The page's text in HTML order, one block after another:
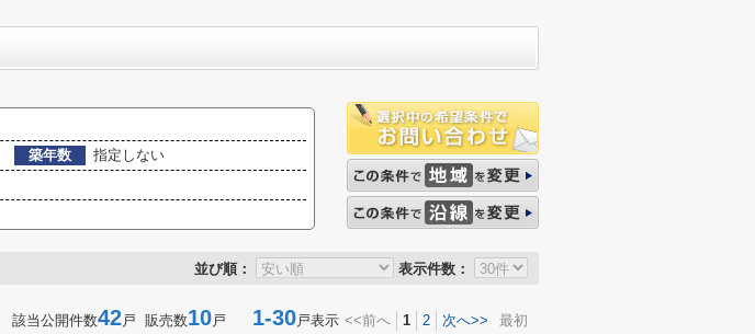
築年数
指定しない
並び順： 表示件数：
該当公開件数42戸 販売数10戸 1-30戸表示 <<前へ 1 2 次へ>> 最初